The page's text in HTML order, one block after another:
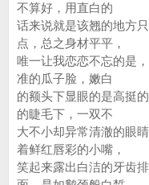
不算好，用直白的
话来说就是该翘的地方
点，总之身材平平，
唯一让我恋恋不忘的是
准的瓜子脸，嫩白
的额头下显眼的是高挺
的睫毛下，一双不
大不小却异常清澈的眼
着鲜红唇彩的小嘴，
笑起来露出白洁的牙齿